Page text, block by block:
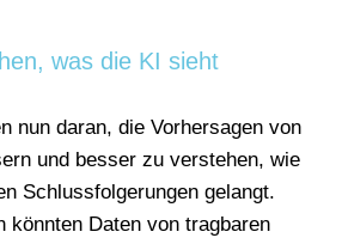
was die KI sieht
nun daran, die Vorhersagen von
und besser zu verstehen, wie
Schlussfolgerungen gelangt.
könnten Daten von tragbaren